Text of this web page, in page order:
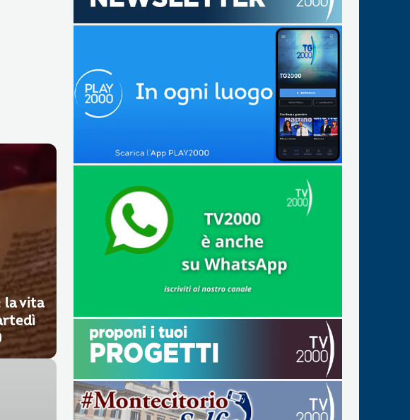
la vita